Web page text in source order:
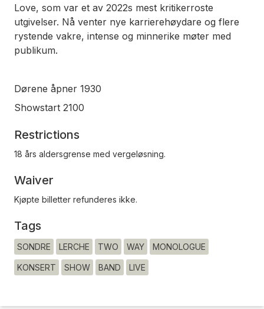
Love, som var et av 2022s mest kritikerroste
utgivelser. Nå venter nye karrierehøydare og flere
rystende vakre, intense og minnerike møter med
publikum.
Dørene åpner 1930
Showstart 2100
Restrictions
18 års aldersgrense med vergeløsning.
Waiver
Kjøpte billetter refunderes ikke.
Tags
SONDRE LERCHE TWO WAY MONOLOGUE
KONSERT SHOW BAND LIVE